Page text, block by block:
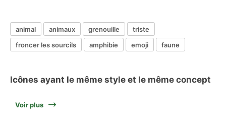
animal animaux grenouille
triste
froncer les sourcils
amphibie emoji faune
Icônes ayant le même style et le même concept
Voir plus